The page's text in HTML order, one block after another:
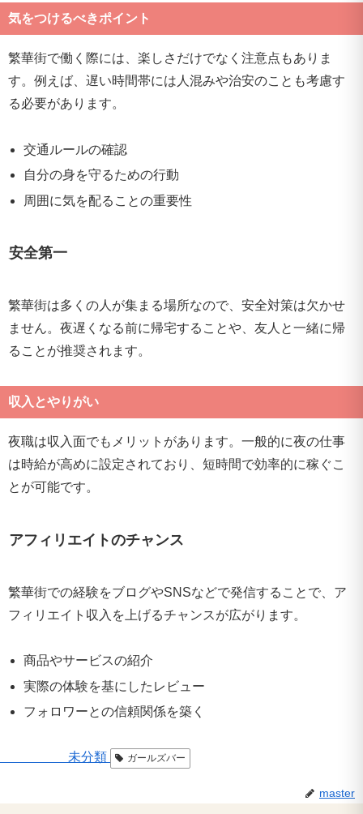
気をつけるべきポイント
繁華街で働く際には、楽しさだけでなく注意点もありま
す。例えば、遅い時間帯には人混みや治安のことも考慮す
る必要があります。
交通ルールの確認
自分の身を守るための行動
周囲に気を配ることの重要性
安全第一
繁華街は多くの人が集まる場所なので、安全対策は欠かせ
ません。夜遅くなる前に帰宅することや、友人と一緒に帰
ることが推奨されます。
収入とやりがい
夜職は収入面でもメリットがあります。一般的に夜の仕事
は時給が高めに設定されており、短時間で効率的に稼ぐこ
とが可能です。
アフィリエイトのチャンス
繁華街での経験をブログやSNSなどで発信することで、ア
フィリエイト収入を上げるチャンスが広がります。
商品やサービスの紹介
実際の体験を基にしたレビュー
フォロワーとの信頼関係を築く
未分類 ガールズバー
master